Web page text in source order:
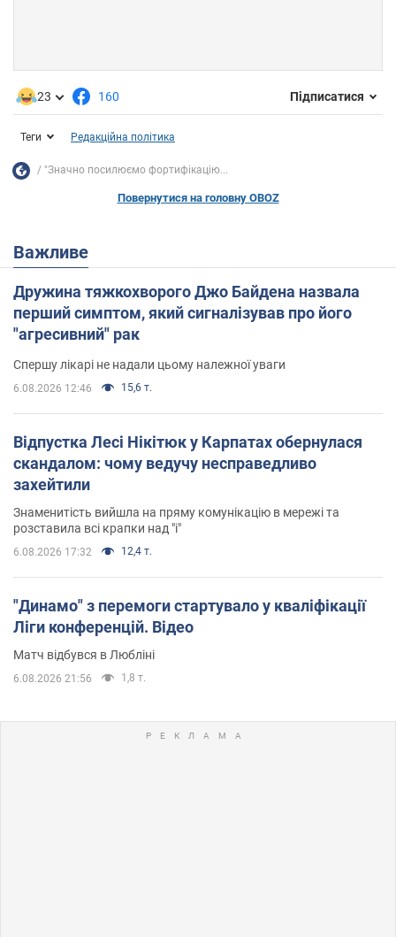
23 160 Підписатися
Теги Редакційна політика
"Значно посилюємо фортифікацію...
Повернутися на головну OBOZ
Важливе
Дружина тяжкохворого Джо Байдена назвала
перший симптом, який сигналізував про його
"агресивний" рак
Спершу лікарі не надали цьому належної уваги
6.08.2026 12:46 15,6 т.
Відпустка Лесі Нікітюк у Карпатах обернулася
скандалом: чому ведучу несправедливо
захейтили
Знаменитість вийшла на пряму комунікацію в мережі та
розставила всі крапки над "і"
6.08.2026 17:32 12,4 т.
"Динамо" з перемоги стартувало у кваліфікації
Ліги конференцій. Відео
Матч відбувся в Любліні
6.08.2026 21:56 1,8 т.